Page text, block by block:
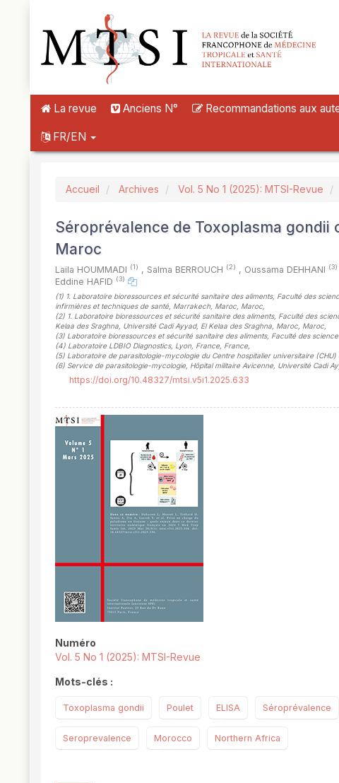
##plugins.themes.novelty.accessible_menu.main_navigation##
##plugins.themes.novelty.accessible_menu.main_content##
##plugins.themes.novelty.accessible_menu.sidebar##
La revue Anciens N° Recommandations aux
FR/EN
Accueil Archives Vol. 5 No 1 (2025): MTSI-Revue
Séroprévalence de Toxoplasma
Maroc
Laila HOUMMADI (1) , Salma BERROUCH (2) , Oussama DEHHANI (3)
Eddine HAFID (3)
(1) 1. Laboratoire bioressources et sécurité sanitaire des aliments, Faculté des
infirmières et techniques de santé, Marrakech, Maroc, Maroc
(2) 1. Laboratoire bioressources et sécurité sanitaire des aliments, Faculté des
Kelaa des Sraghna, Université Cadi Ayyad, El Kelaa des Sraghna, Maroc, Maroc
(3) Laboratoire bioressources et sécurité sanitaire des aliments, Faculté des
(4) Laboratoire LDBIO Diagnostics, Lyon, France, France,
(5) Laboratoire de parasitologie-mycologie du Centre hospitalier universitaire
(6) Service de parasitologie-mycologie, Hôpital militaire Avicenne, Université Cadi
https://doi.org/10.48327/mtsi.v5i1.2025.633
Numéro
Vol. 5 No 1 (2025): MTSI-Revue
Mots-clés :
Toxoplasma gondii Poulet ELISA Séroprévalence
Seroprevalence Morocco Northern Africa